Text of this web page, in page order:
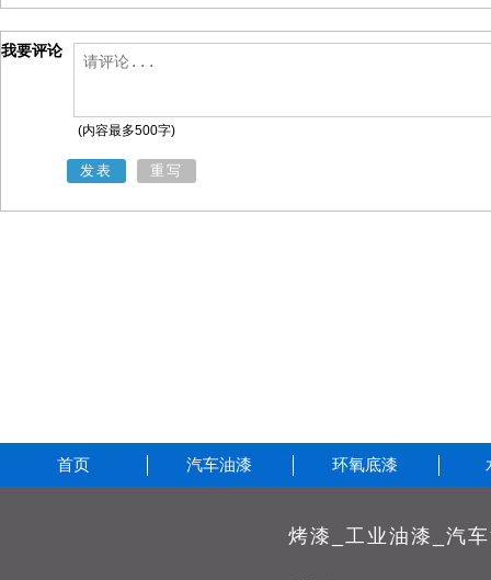
我要评论
(内容最多500字)
发表 重写
首页 汽车油漆 环氧底漆